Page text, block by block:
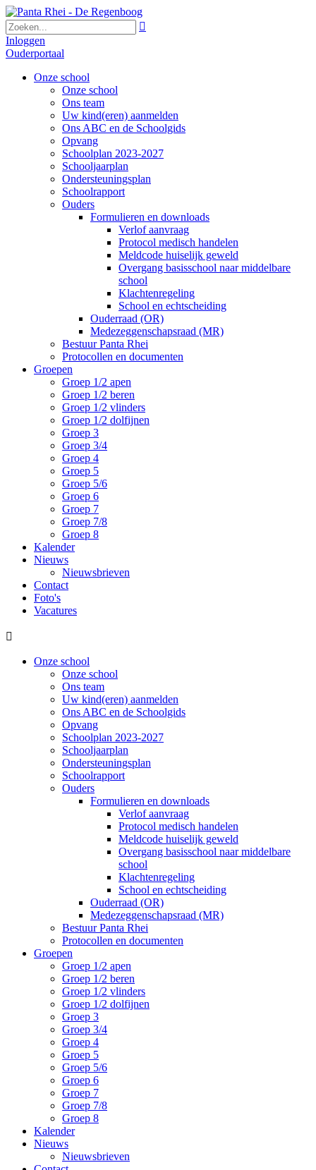

Inloggen
Ouderportaal
Onze school
Onze school
Ons team
Uw kind(eren) aanmelden
Ons ABC en de Schoolgids
Opvang
Schoolplan 2023-2027
Schooljaarplan
Ondersteuningsplan
Schoolrapport
Ouders
Formulieren en downloads
Verlof aanvraag
Protocol medisch handelen
Meldcode huiselijk geweld
Overgang basisschool naar middelbare
school
Klachtenregeling
School en echtscheiding
Ouderraad (OR)
Medezeggenschapsraad (MR)
Bestuur Panta Rhei
Protocollen en documenten
Groepen
Groep 1/2 apen
Groep 1/2 beren
Groep 1/2 vlinders
Groep 1/2 dolfijnen
Groep 3
Groep 3/4
Groep 4
Groep 5
Groep 5/6
Groep 6
Groep 7
Groep 7/8
Groep 8
Kalender
Nieuws
Nieuwsbrieven
Contact
Foto's
Vacatures

Onze school
Onze school
Ons team
Uw kind(eren) aanmelden
Ons ABC en de Schoolgids
Opvang
Schoolplan 2023-2027
Schooljaarplan
Ondersteuningsplan
Schoolrapport
Ouders
Formulieren en downloads
Verlof aanvraag
Protocol medisch handelen
Meldcode huiselijk geweld
Overgang basisschool naar middelbare
school
Klachtenregeling
School en echtscheiding
Ouderraad (OR)
Medezeggenschapsraad (MR)
Bestuur Panta Rhei
Protocollen en documenten
Groepen
Groep 1/2 apen
Groep 1/2 beren
Groep 1/2 vlinders
Groep 1/2 dolfijnen
Groep 3
Groep 3/4
Groep 4
Groep 5
Groep 5/6
Groep 6
Groep 7
Groep 7/8
Groep 8
Kalender
Nieuws
Nieuwsbrieven